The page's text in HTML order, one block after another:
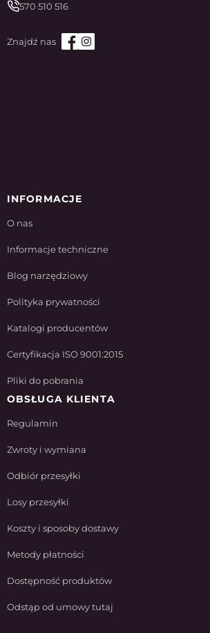
570 510 516
INFORMACJE
O nas
Informacje techniczne
Blog narzędziowy
Polityka prywatności
Katalogi producentów
Certyfikacja ISO 9001:2015
Pliki do pobrania
OBSŁUGA KLIENTA
Regulamin
Zwroty i wymiana
Odbiór przesyłki
Losy przesyłki
Koszty i sposoby dostawy
Metody płatności
Dostępność produktów
Odstąp od umowy tutaj